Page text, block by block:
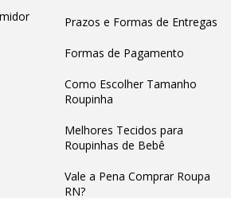
Prazos e Formas de Entregas
Formas de Pagamento
Como Escolher Tamanho
Roupinha
Melhores Tecidos para
Roupinhas de Bebê
Vale a Pena Comprar Roupa
RN?